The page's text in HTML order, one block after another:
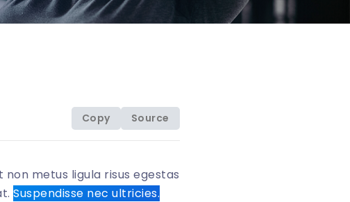
metus ligula risus egestas
Suspendisse nec ultricies.
Copy Source